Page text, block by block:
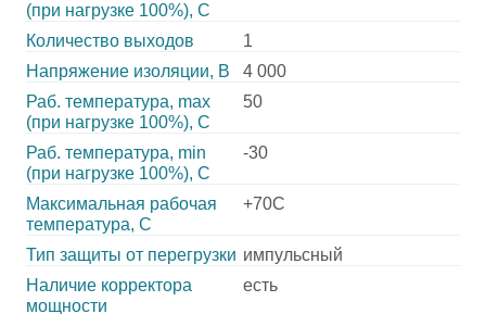
(при нагрузке 100%), C
Количество выходов
1
Напряжение изоляции, В
4 000
Раб. температура, max
(при нагрузке 100%), C
50
Раб. температура, min
(при нагрузке 100%), C
-30
Максимальная рабочая
температура, C
+70C
Тип защиты от перегрузки импульсный
Наличие корректора
мощности
есть